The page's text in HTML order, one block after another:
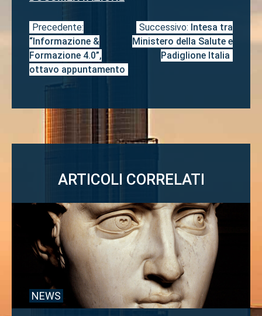
Navigazione
articoli
Precedente:
“Informazione &
Formazione 4.0”,
ottavo appuntamento
Successivo: Intesa tra
Ministero della Salute e
Padiglione Italia
ARTICOLI CORRELATI
NEWS